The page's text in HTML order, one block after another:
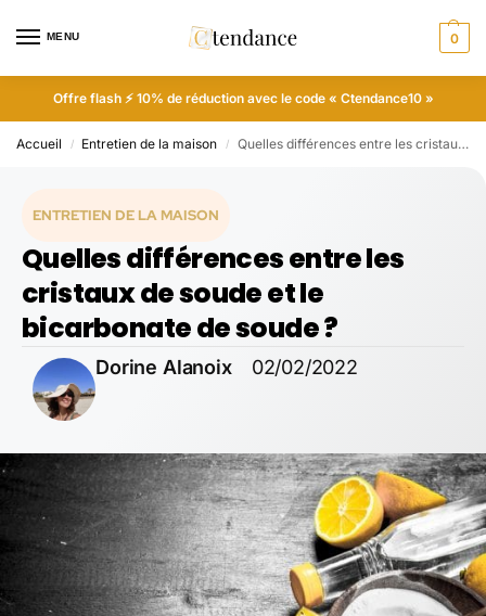
MENU 0
Offre flash ⚡ 10% de réduction avec le code « Ctendance10 »
Accueil / Entretien de la maison / Quelles différences entre les cristaux de soude et le bicarbonate de soude ?
ENTRETIEN DE LA MAISON
Quelles différences entre les
cristaux de soude et le
bicarbonate de soude ?
Dorine Alanoix 02/02/2022